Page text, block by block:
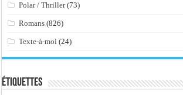
Polar / Thriller(73)
Romans (826)
Texte-à-moi (24)
Étiquettes